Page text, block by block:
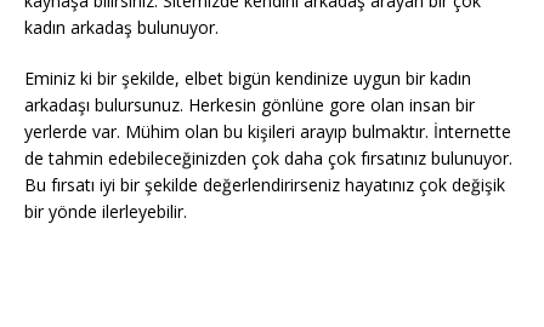
kadın arkadaş bulunuyor.
Eminiz ki bir şekilde, elbet bigün kendinize uygun bir kadın
arkadaşı bulursunuz. Herkesin gönlüne gore olan insan bir
yerlerde var. Mühim olan bu kişileri arayıp bulmaktır. İnternette
de tahmin edebileceğinizden çok daha çok fırsatınız bulunuyor.
Bu fırsatı iyi bir şekilde değerlendirirseniz hayatınız çok değişik
bir yönde ilerleyebilir.